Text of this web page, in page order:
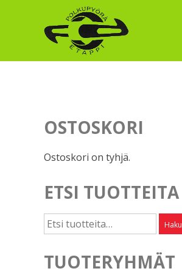
OSTOSKORI
Ostoskori on tyhjä.
ETSI TUOTTEITA
Etsi: Haku
TUOTERYHMÄT